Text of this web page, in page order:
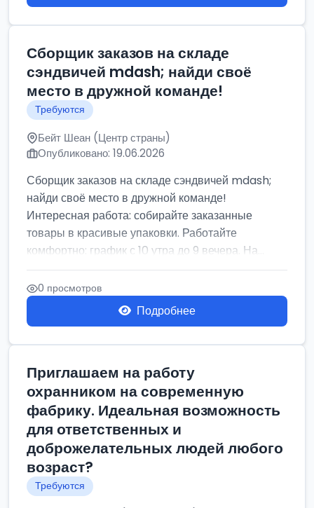
Сборщик заказов на складе
сэндвичей mdash; найди своё
место в дружной команде!
Требуются
Бейт Шеан (Центр страны)
Опубликовано: 19.06.2026
Сборщик заказов на складе сэндвичей mdash;
найди своё место в дружной команде!
Интересная работа: собирайте заказанные
товары в красивые упаковки. Работайте
комфортно: график с 10 утра до 9 вечера. На...
0 просмотров
Подробнее
Приглашаем на работу
охранником на современную
фабрику. Идеальная возможность
для ответственных и
доброжелательных людей любого
возраст?
Требуются